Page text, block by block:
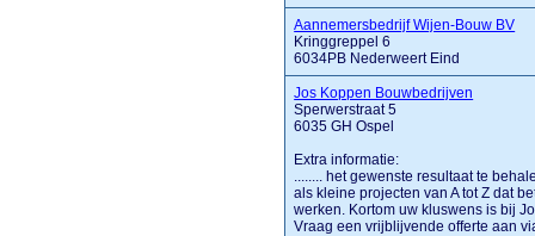
Aannemersbedrijf Wijen-Bouw BV
Kringgreppel 6
6034PB Nederweert Eind
Jos Koppen Bouwbedrijven
Sperwerstraat 5
6035 GH Ospel
Extra informatie:
........ het gewenste resultaat te
als kleine projecten van A tot Z dat
werken. Kortom uw kluswens is bij
Vraag een vrijblijvende offerte aan